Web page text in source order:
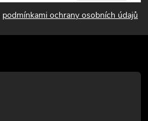
podmínkami ochrany osobních údajů